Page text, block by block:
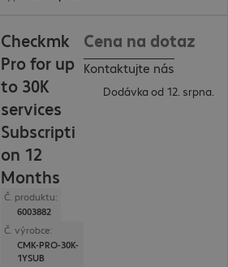
Checkmk
Pro for up
to 30K
services
Subscripti
on 12
Months
Č. produktu:
6003882
Č. výrobce:
CMK-PRO-30K-
1YSUB
Cena na dotaz
Kontaktujte nás
Dodávka od 12. srpna.